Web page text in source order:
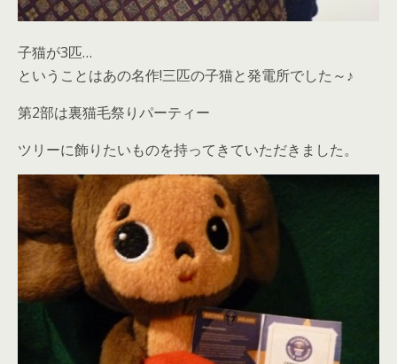
子猫が3匹…
ということはあの名作!三匹の子猫と発電所でした～♪
第2部は裏猫毛祭りパーティー
ツリーに飾りたいものを持ってきていただきました。